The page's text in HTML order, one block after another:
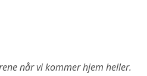
når vi kommer hjem heller.